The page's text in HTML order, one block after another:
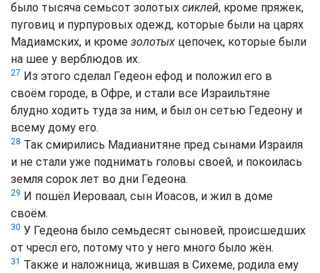
было тысяча семьсот золотых сиклей, кроме пряжек,
пуговиц и пурпуровых одежд, которые были на царях
Мадиамских, и кроме золотых цепочек, которые были
на шее у верблюдов их.
27 Из этого сделал Гедеон ефод и положил его в
своём городе, в Офре, и стали все Израильтяне
блудно ходить туда за ним, и был он сетью Гедеону и
всему дому его.
28 Так смирились Мадианитяне пред сынами Израиля
и не стали уже поднимать головы своей, и покоилась
земля сорок лет во дни Гедеона.
29 И пошёл Иероваал, сын Иоасов, и жил в доме
своём.
30 У Гедеона было семьдесят сыновей, происшедших
от чресл его, потому что у него много было жён.
31 Также и наложница, жившая в Сихеме, родила ему